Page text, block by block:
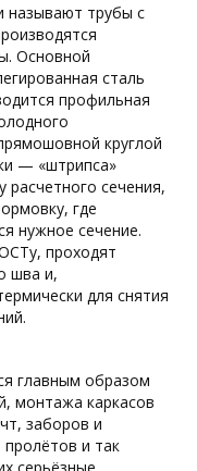
называют трубы с
Основной
сталь
профильная
круглой
— «штрипса»
расчетного сечения,
где
нужное сечение.
проходят
шва и,
для снятия
главным образом
монтажа каркасов
заборов и
и так
серьёзные